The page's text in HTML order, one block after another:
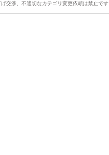
交渉、不適切なカテゴリ変更依頼は禁止です